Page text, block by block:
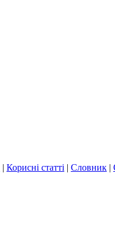
| Корисні статті | Словник |